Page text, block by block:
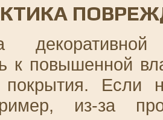
к повышенной
покрытия. Если
из-за